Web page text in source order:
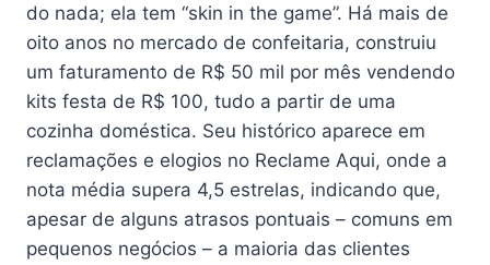
do nada; ela tem “skin in the game”. Há mais de
oito anos no mercado de confeitaria, construiu
um faturamento de R$ 50 mil por mês vendendo
kits festa de R$ 100, tudo a partir de uma
cozinha doméstica. Seu histórico aparece em
reclamações e elogios no Reclame Aqui, onde a
nota média supera 4,5 estrelas, indicando que,
apesar de alguns atrasos pontuais – comuns em
pequenos negócios – a maioria das clientes